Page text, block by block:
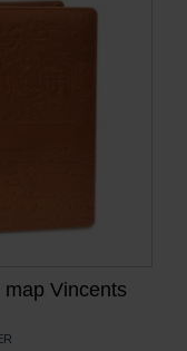
Vincents